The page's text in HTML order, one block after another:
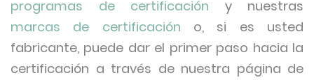
programas de certificación y nuestras
marcas de certificación o, si es usted
fabricante, puede dar el primer paso hacia la
certificación a través de nuestra página de